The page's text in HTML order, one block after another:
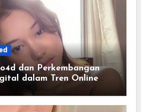
dan Perkembangan
dalam Tren Online